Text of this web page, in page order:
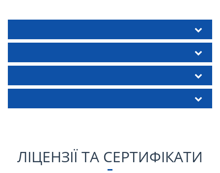
ЛІЦЕНЗІЇ ТА СЕРТИФІКАТИ